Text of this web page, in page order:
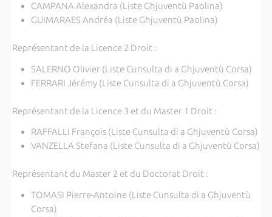
CAMPANA Alexandra (Liste Ghjuventù Paolina)
GUIMARAES Andréa (Liste Ghjuventù Paolina)
Représentant de la Licence 2 Droit :
SALERNO Olivier (Liste Cunsulta di a Ghjuventù Corsa)
FERRARI Jérémy (Liste Cunsulta di a Ghjuventù Corsa)
Représentant de la Licence 3 et du Master 1 Droit :
RAFFALLI François (Liste Cunsulta di a Ghjuventù Corsa)
VANZELLA Stefana (Liste Cunsulta di a Ghjuventù Corsa)
Représentant du Master 2 et du Doctorat Droit :
TOMASI Pierre-Antoine (Liste Cunsulta di a Ghjuventù
Corsa)